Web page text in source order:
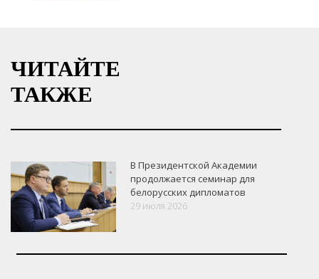
ЧИТАЙТЕ
ТАКЖЕ
В Президентской Академии
продолжается семинар для
белорусских дипломатов
29 июля 2026